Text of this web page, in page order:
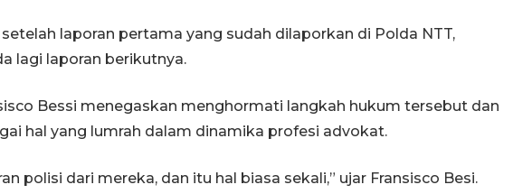
laporan pertama yang sudah dilaporkan di Polda NTT,
lagi laporan berikutnya.
Bessi menegaskan menghormati langkah hukum tersebut dan
hal yang lumrah dalam dinamika profesi advokat.
polisi dari mereka, dan itu hal biasa sekali,” ujar Fransisco Besi.
Pelepasan Tukik di Pantai